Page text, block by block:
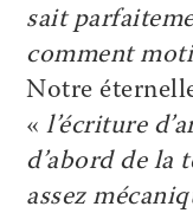
sait
comment
Notre
«l’écriture
d’abord de la
assez